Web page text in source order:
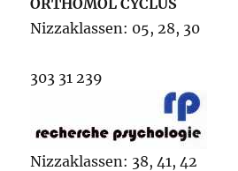
ORTHOMOL CYCLUS
Nizzaklassen: 05, 28, 30
303 31 239
Nizzaklassen: 38, 41, 42